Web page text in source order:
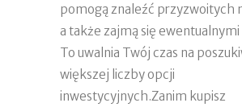
pomogą znaleźć przyzwoitych
a także zajmą się
To uwalnia Twój czas na
większej liczby opcji
inwestycyjnych.Zanim kupisz